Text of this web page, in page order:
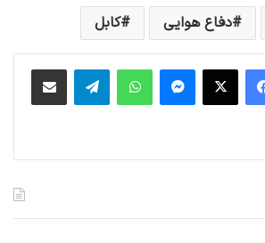
دفاع هوایی کابل
فیس بوک X پیام رسان واتس آپ تلگرام اشتراک گذاری از طریق ایمیل